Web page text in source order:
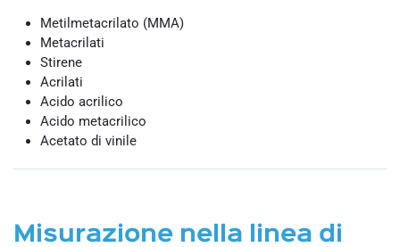
Metilmetacrilato (MMA)
Metacrilati
Stirene
Acrilati
Acido acrilico
Acido metacrilico
Acetato di vinile
Misurazione nella linea di